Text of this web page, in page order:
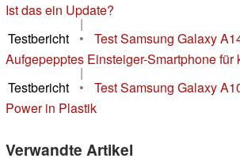
Ist das ein Update?
|
Testbericht
•
Test Samsung Galaxy
Aufgepepptes Einsteiger-Smartphone für
|
Testbericht
•
Test Samsung Galaxy
Power in Plastik
Verwandte Artikel